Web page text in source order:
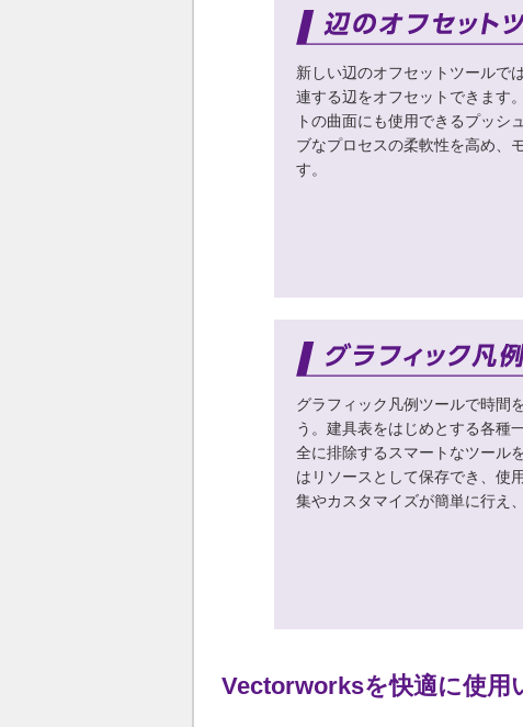
新しい辺のオフセットツールで
連する辺をオフセットできます
トの曲面にも使用できるプッシ
ブなプロセスの柔軟性を高め、
す。
グラフィック凡例ツールで時間
う。建具表をはじめとする各種
全に排除するスマートなツール
はリソースとして保存でき、使
集やカスタマイズが簡単に行え
Vectorworksを快適に使用